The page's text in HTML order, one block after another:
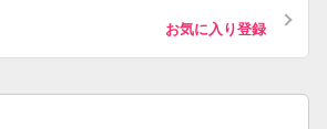
お気に入り登録